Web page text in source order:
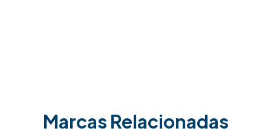
Marcas Relacionadas